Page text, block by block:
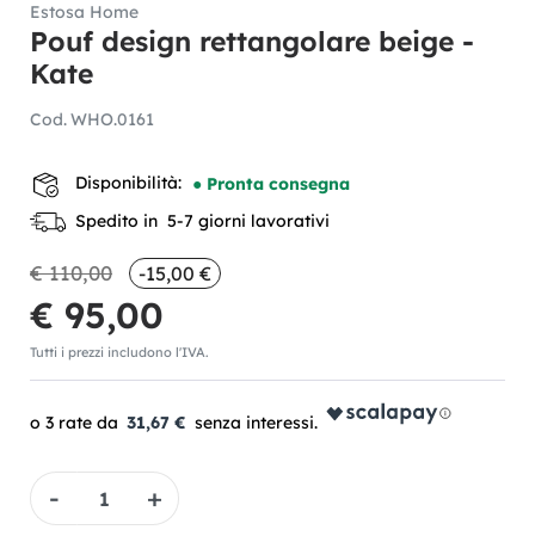
Estosa Home
Pouf design rettangolare beige -
Kate
Cod.WHO.0161
Disponibilità: ● Pronta consegna
Spedito in 5-7 giorni lavorativi
€ 110,00 -15,00 €
€ 95,00
Tutti i prezzi includono l'IVA.
31,67 €
Quantità